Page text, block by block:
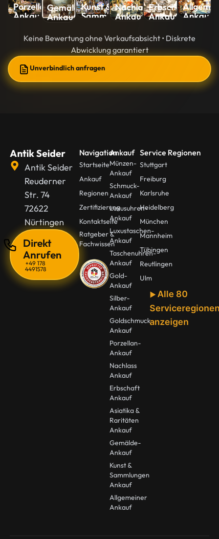
Porzellan-
Ankauf
Gemälde-
Ankauf
Kunst &
Sammlungen-
Nachlass-
Ankauf
Erbschaft-
Ankauf Ankauf
Keine Bewertung ohne Verkaufsabsicht • Diskrete
Abwicklung garantiert
Unverbindlich anfragen
Antik Seider
Antik Seider
Reuderner
Str. 74
72622
Nürtingen
Direkt
Anrufen
+49 178
4491578
Navigation
Startseite
Ankauf
Regionen
Zertifizierung
Kontaktseite
Ratgeber &
Fachwissen
Ankauf
Münzen-
Ankauf
Schmuck-
Ankauf
Luxusuhren-
Ankauf
Luxustaschen-
Ankauf
Taschenuhren-
Ankauf
Gold-
Ankauf
Silber-
Ankauf
Goldschmuck
Ankauf
Porzellan-
Ankauf
Nachlass
Ankauf
Erbschaft
Ankauf
Asiatika &
Raritäten
Ankauf
Gemälde-
Ankauf
Kunst &
Sammlungen
Ankauf
Allgemeiner
Ankauf
Service Regionen
Stuttgart
Freiburg
Karlsruhe
Heidelberg
München
Mannheim
Tübingen
Reutlingen
Ulm
Alle 80
anzeigen